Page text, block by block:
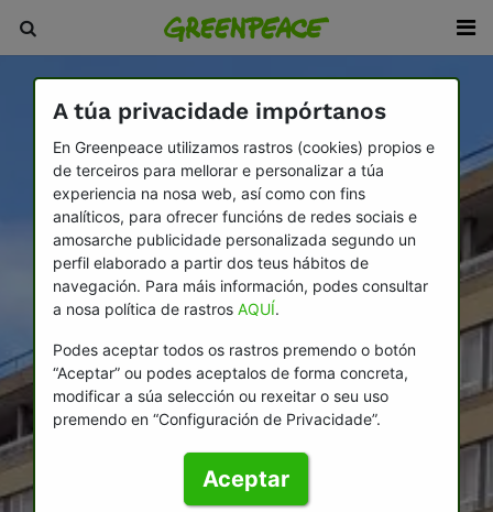
A túa privacidade impórtanos
En Greenpeace utilizamos rastros (cookies) propios e
de terceiros para mellorar e personalizar a túa
experiencia na nosa web, así como con fins
analíticos, para ofrecer funcións de redes sociais e
amosarche publicidade personalizada segundo un
perfil elaborado a partir dos teus hábitos de
navegación. Para máis información, podes consultar
a nosa política de rastros AQUÍ.
Podes aceptar todos os rastros premendo o botón
“Aceptar” ou podes aceptalos de forma concreta,
modificar a súa selección ou rexeitar o seu uso
premendo en “Configuración de Privacidade”.
Aceptar